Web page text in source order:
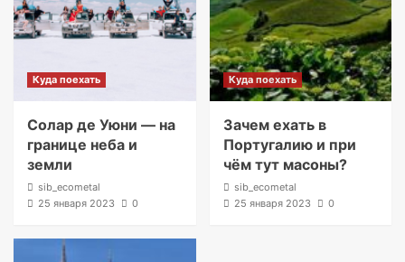
Куда поехать
Солар де Уюни — на
границе неба и
земли
sib_ecometal
25 января 2023
0
Куда поехать
Зачем ехать в
Португалию и при
чём тут масоны?
sib_ecometal
25 января 2023
0